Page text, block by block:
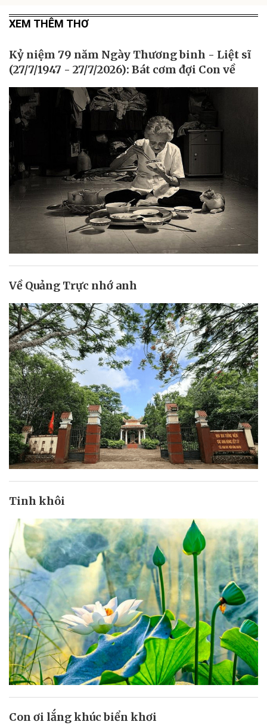
XEM THÊM THƠ
Kỷ niệm 79 năm Ngày Thương binh - Liệt sĩ
(27/7/1947 - 27/7/2026): Bát cơm đợi Con về
Về Quảng Trực nhớ anh
Tinh khôi
Con ơi lắng khúc biển khơi